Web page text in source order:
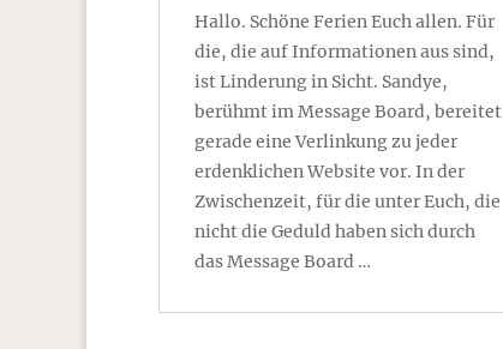
Hallo. Schöne Ferien Euch allen. Für
die, die auf Informationen aus sind,
ist Linderung in Sicht. Sandye,
berühmt im Message Board, bereitet
gerade eine Verlinkung zu jeder
erdenklichen Website vor. In der
Zwischenzeit, für die unter Euch, die
nicht die Geduld haben sich durch
das Message Board …